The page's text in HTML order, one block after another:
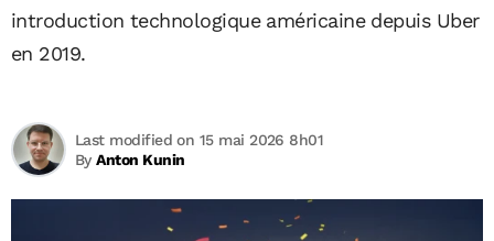
introduction technologique américaine depuis Uber
en 2019.
ByAnton Kunin
Last modified on 15 mai 2026 8h01